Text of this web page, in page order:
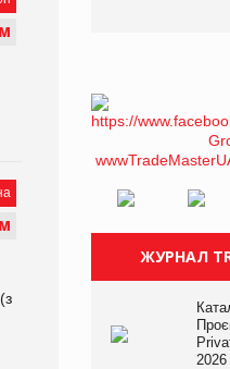
М
М
ЖУРНАЛ
2026